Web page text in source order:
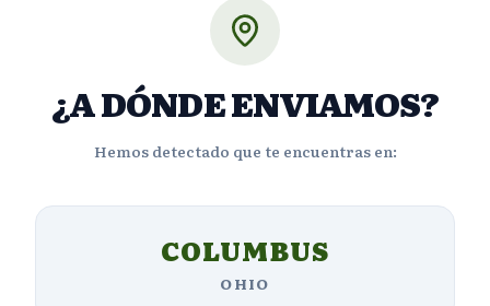
Opiniones de Clientes
4.6
Basado en3497
¿A DÓNDE ENVIAMOS?
Hemos detectado que te encuentras en:
COLUMBUS
OHIO